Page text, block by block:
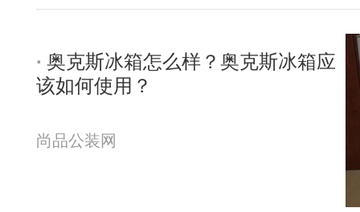
奥克斯冰箱怎么样？奥克斯冰箱应
该如何使用？
尚品公装网